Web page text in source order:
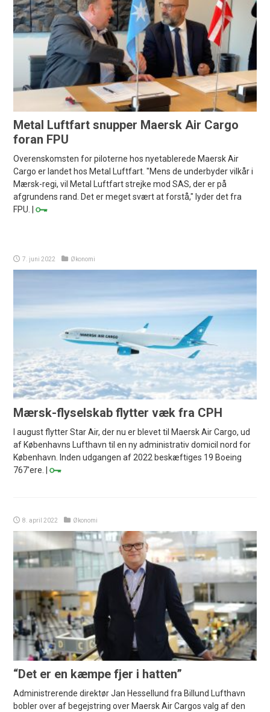
Metal Luftfart snupper Maersk Air Cargo
foran FPU
Overenskomsten for piloterne hos nyetablerede Maersk Air
Cargo er landet hos Metal Luftfart. "Mens de underbyder vilkår i
Mærsk-regi, vil Metal Luftfart strejke mod SAS, der er på
afgrundens rand. Det er meget svært at forstå," lyder det fra
FPU. |
7. juni 2022 Økonomi
Mærsk-flyselskab flytter væk fra CPH
I august flytter Star Air, der nu er blevet til Maersk Air Cargo, ud
af Københavns Lufthavn til en ny administrativ domicil nord for
København. Inden udgangen af 2022 beskæftiges 19 Boeing
767'ere. |
8. april 2022 Økonomi
“Det er en kæmpe fjer i hatten”
Administrerende direktør Jan Hessellund fra Billund Lufthavn
bobler over af begejstring over Maersk Air Cargos valg af den